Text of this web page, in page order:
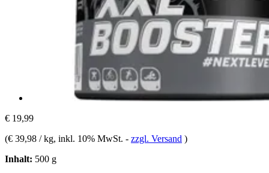
€ 19,99
(€ 39,98 / kg, inkl. 10% MwSt. - zzgl. Versand )
Inhalt: 500 g